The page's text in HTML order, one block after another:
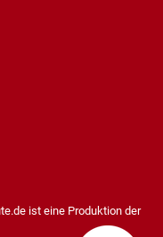
ist eine Produktion der